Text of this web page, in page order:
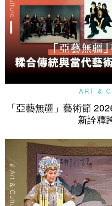
ART &
「亞藝無疆」藝術節
新詮釋